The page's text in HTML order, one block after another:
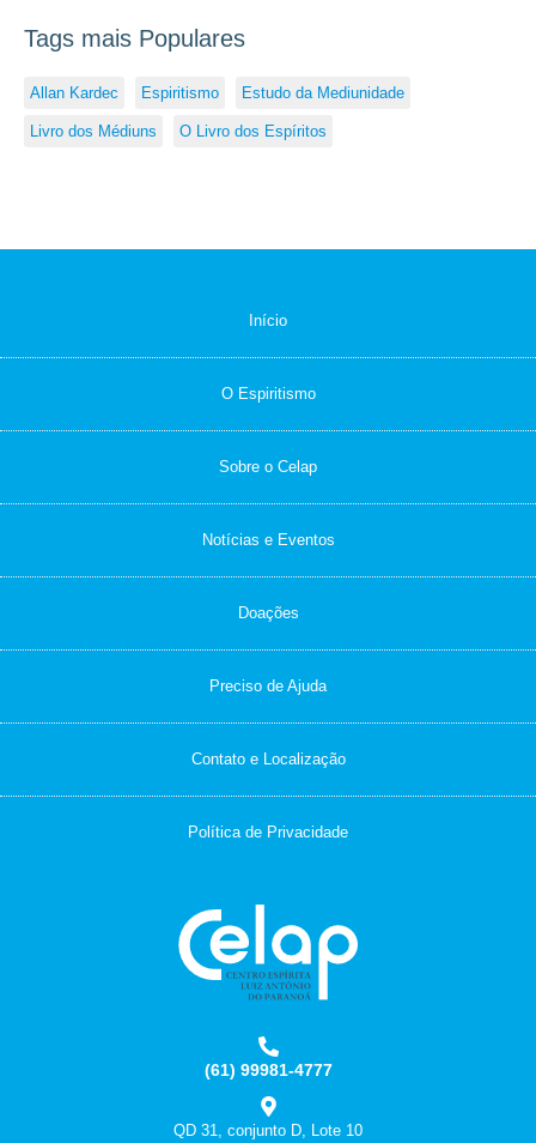
Tags mais Populares
Allan Kardec Espiritismo Estudo da Mediunidade
Livro dos Médiuns O Livro dos Espíritos
Início
O Espiritismo
Sobre o Celap
Notícias e Eventos
Doações
Preciso de Ajuda
Contato e Localização
Política de Privacidade
(61) 99981-4777
QD 31, conjunto D, Lote 10